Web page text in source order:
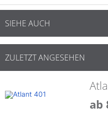
SIEHE AUCH
ZULETZT ANGESEHEN
ab